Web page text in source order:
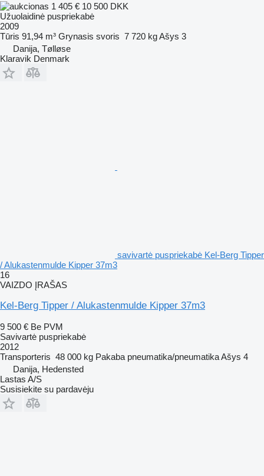
1 405 € 10 500 DKK
Užuolaidinė puspriekabė
2009
Tūris 91,94 m³ Grynasis svoris 7 720 kgAšys 3
Danija, Tølløse
Klaravik Denmark
savivartė puspriekabė Kel-Berg Tipper
/ Alukastenmulde Kipper 37m3
16
VAIZDO ĮRAŠAS
Kel-Berg Tipper / Alukastenmulde Kipper 37m3
9 500 € Be PVM
Savivartė puspriekabė
2012
Transporteris 48 000 kg Pakaba pneumatika/pneumatikaAšys 4
Danija, Hedensted
Lastas A/S
Susisiekite su pardavėju